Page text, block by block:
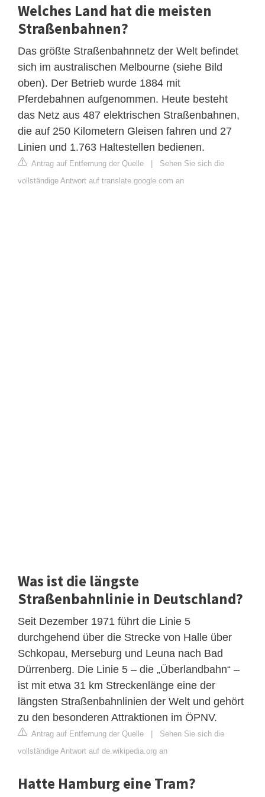
Welches Land hat die meisten
Straßenbahnen?
Das größte Straßenbahnnetz der Welt befindet
sich im australischen Melbourne (siehe Bild
oben). Der Betrieb wurde 1884 mit
Pferdebahnen aufgenommen. Heute besteht
das Netz aus 487 elektrischen Straßenbahnen,
die auf 250 Kilometern Gleisen fahren und 27
Linien und 1.763 Haltestellen bedienen.
Antrag auf Entfernung der Quelle | Sehen Sie sich die
vollständige Antwort auf translate.google.com an
Was ist die längste
Straßenbahnlinie in Deutschland?
Seit Dezember 1971 führt die Linie 5
durchgehend über die Strecke von Halle über
Schkopau, Merseburg und Leuna nach Bad
Dürrenberg. Die Linie 5 – die „Überlandbahn“ –
ist mit etwa 31 km Streckenlänge eine der
längsten Straßenbahnlinien der Welt und gehört
zu den besonderen Attraktionen im ÖPNV.
Antrag auf Entfernung der Quelle | Sehen Sie sich die
vollständige Antwort auf de.wikipedia.org an
Hatte Hamburg eine Tram?